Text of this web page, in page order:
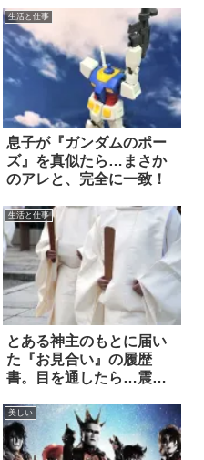
生活と仕事
息子が『ガンダムのポー
ズ』を真似たら…まさか
のアレと、完全に一致！
生活と仕事
とある神主のもとに届い
た『お見合い』の履歴
書。目を通したら…震え
美しい